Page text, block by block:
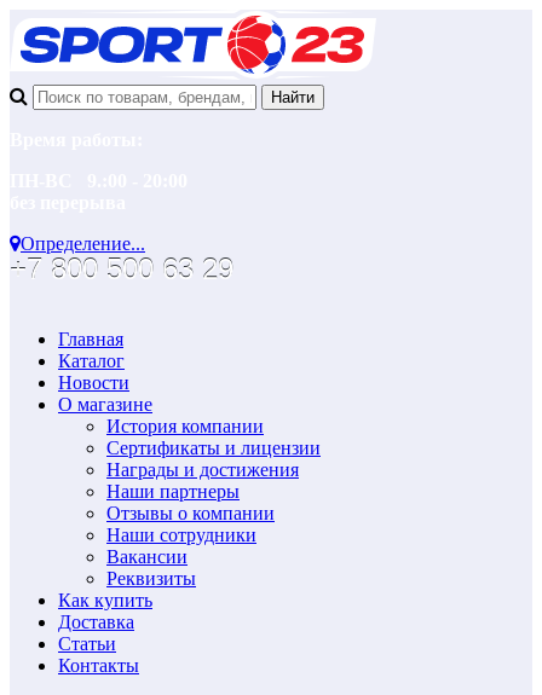
Определение...
+7 800 500 63 29
Главная
Каталог
Новости
О магазине
История компании
Сертификаты и лицензии
Награды и достижения
Наши партнеры
Отзывы о компании
Наши сотрудники
Вакансии
Реквизиты
Как купить
Доставка
Статьи
Контакты